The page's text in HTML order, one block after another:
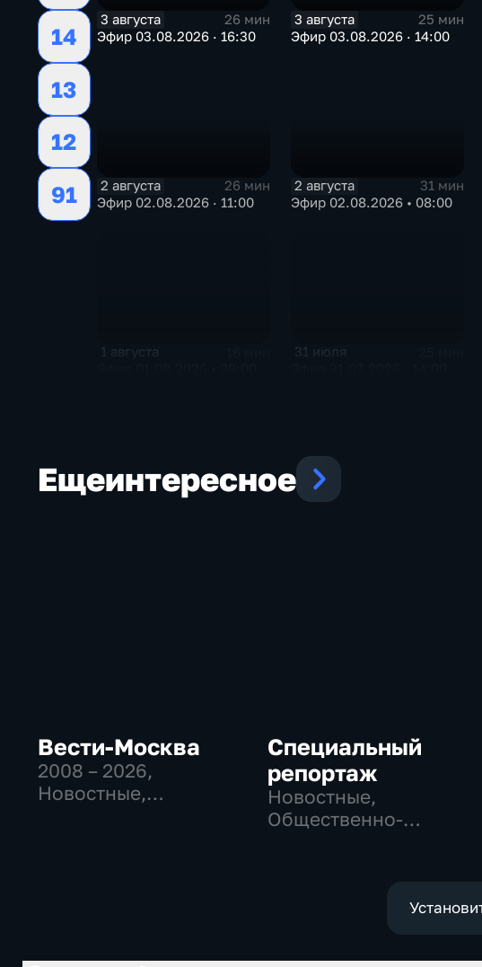
14
13
12
91
3 августа
26 мин
Эфир 03.08.2026 · 16:30
3 августа
25 мин
Эфир 03.08.2026 · 14:00
2 августа
26 мин
Эфир 02.08.2026 · 11:00
2 августа
31 мин
Эфир 02.08.2026 • 08:00
1 августа 31 июля
Ещеинтересное
Вести-Москва
2008 – 2026,
Новостные,
Специальный
репортаж
Новостные,
Общественно-